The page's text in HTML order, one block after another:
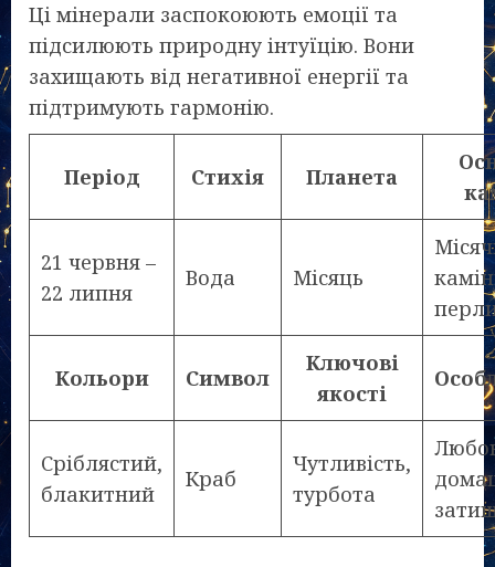
Ці мінерали заспокоюють емоції та
підсилюють природну інтуїцію. Вони
захищають від негативної енергії та
підтримують гармонію.
Період Стихія Планета
21 червня –
22 липня
Вода Місяць
Кольори Символ
Ключові
якості
Сріблястий,
блакитний
Краб
Чутливість,
турбота